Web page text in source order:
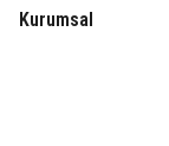
Kurumsal